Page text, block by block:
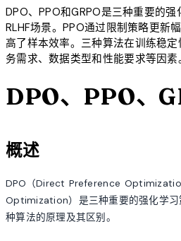
DPO、PPO和GRPO是三种重要的
RLHF场景。PPO通过限制策略更新
高了样本效率。三种算法在训练稳
务需求、数据类型和性能要求等因素
DPO、PPO、
概述
DPO（Direct Preference
Optimization）是三种重要的强化学习
种算法的原理及其区别。